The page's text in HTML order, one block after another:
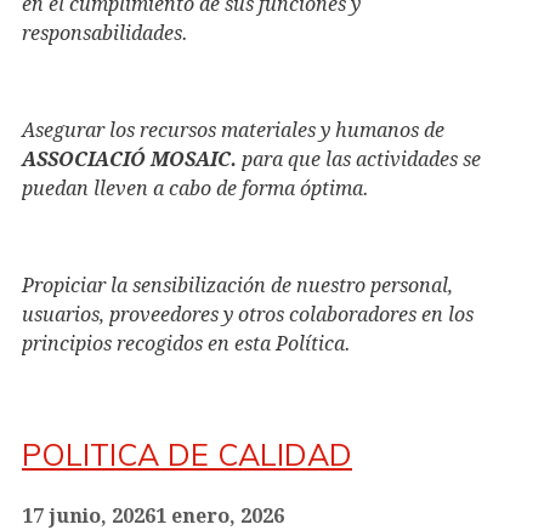
responsabilidades.
Asegurar los recursos materiales y humanos de
ASSOCIACIÓ MOSAIC. para que las actividades se
puedan lleven a cabo de forma óptima.
Propiciar la sensibilización de nuestro personal,
usuarios, proveedores y otros colaboradores en los
principios recogidos en esta Política.
POLITICA DE CALIDAD
17 junio, 20261 enero, 2026